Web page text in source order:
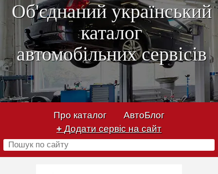
Об'єднаний український
каталог
автомобільних сервісів
Про каталог
АвтоБлог
+ Додати сервіс на сайт